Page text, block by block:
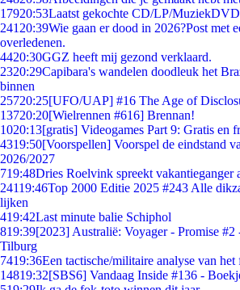
17920:53Laatst gekochte CD/LP/
241 20:39Wie gaan er dood in 2026?Post met
overledenen.
4420:30GGZ heeft mij gezond verklaard.
2320:29Capibara's wandelen doodleuk het
binnen
25720:25[UFO/UAP] #16 The Age of
13720:20[Wielrennen #616] Brennan!
1020:13[gratis] Videogames Part 9: Gratis en
4319:50[Voorspellen] Voorspel de eindstand
2026/2027
719:48Dries Roelvink spreekt vakantieganger
24119:46Top 2000 Editie 2025 #243 Alle
lijken
419:42Last minute balie Schiphol
819:39[2023] Australië: Voyager - Promise #2
Tilburg
7419:36Een tactische/militaire analyse van
14819:32[SBS6] Vandaag Inside #136 -